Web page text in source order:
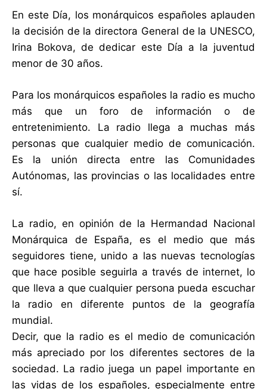
En este Día, los monárquicos españoles aplauden
la decisión de la directora General de la UNESCO,
Irina Bokova, de dedicar este Día a la juventud
menor de 30 años.
Para los monárquicos españoles la radio es mucho
más que un foro de información o de
entretenimiento. La radio llega a muchas más
personas que cualquier medio de comunicación.
Es la unión directa entre las Comunidades
Autónomas, las provincias o las localidades entre
sí.
La radio, en opinión de la Hermandad Nacional
Monárquica de España, es el medio que más
seguidores tiene, unido a las nuevas tecnologías
que hace posible seguirla a través de internet, lo
que lleva a que cualquier persona pueda escuchar
la radio en diferente puntos de la geografía
mundial.
Decir, que la radio es el medio de comunicación
más apreciado por los diferentes sectores de la
sociedad. La radio juega un papel importante en
las vidas de los españoles, especialmente entre